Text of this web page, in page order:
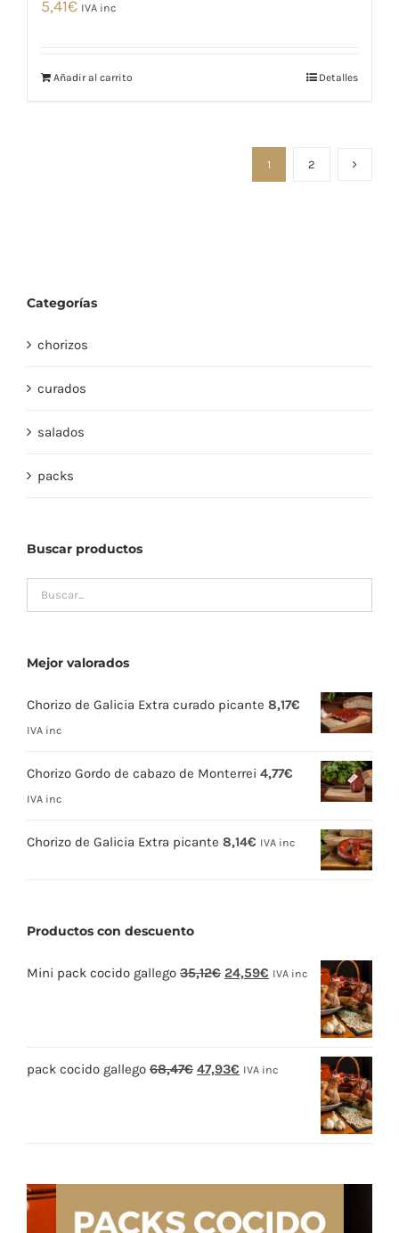
5,41€ IVA inc
Añadir al carrito Detalles
1 2
Categorías
chorizos
curados
salados
packs
Buscar productos
Mejor valorados
Chorizo de Galicia Extra curado picante 8,17€
IVA inc
Chorizo Gordo de cabazo de Monterrei 4,77€
IVA inc
Chorizo de Galicia Extra picante 8,14€ IVA inc
Productos con descuento
Mini pack cocido gallego 35,12€ El
35,12€.
24,59€ El
24,59€.
IVA inc
pack cocido gallego 68,47€ El
47,93€ El
IVA inc